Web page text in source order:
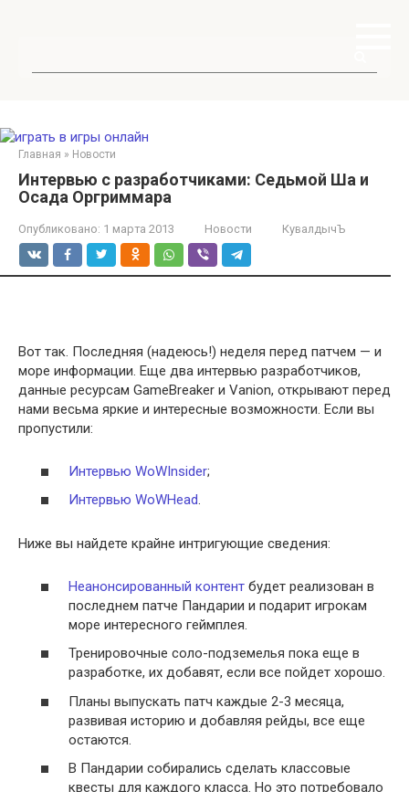
Главная » Новости
Интервью с разработчиками: Седьмой Ша и
Осада Оргриммара
Опубликовано: 1 марта 2013 Новости КувалдычЪ
Вот так. Последняя (надеюсь!) неделя перед патчем — и
море информации. Еще два интервью разработчиков,
данные ресурсам GameBreaker и Vanion, открывают перед
нами весьма яркие и интересные возможности. Если вы
пропустили:
Интервью WoWInsider;
Интервью WoWHead.
Ниже вы найдете крайне интригующие сведения:
Неанонсированный контент будет реализован в
последнем патче Пандарии и подарит игрокам
море интересного геймплея.
Тренировочные соло-подземелья пока еще в
разработке, их добавят, если все пойдет хорошо.
Планы выпускать патч каждые 2-3 месяца,
развивая историю и добавляя рейды, все еще
остаются.
В Пандарии собирались сделать классовые
квесты для каждого класса. Но это потребовало